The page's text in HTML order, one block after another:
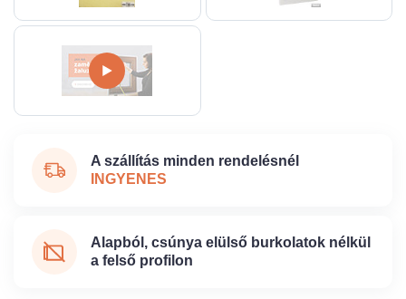
A szállítás minden rendelésnél
INGYENES
Alapból, csúnya elülső burkolatok nélkül
a felső profilon